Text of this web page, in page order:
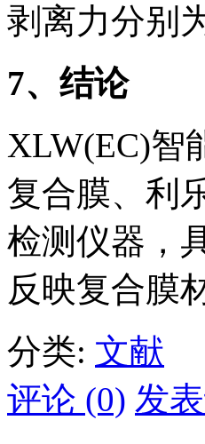
剥离力分别
7、结论
XLW(EC)智
复合膜、利
检测仪器，
反映复合膜
分类: 文献
评论 (0) 发